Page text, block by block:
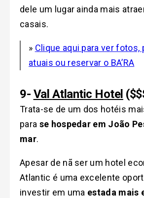
dele um lugar ainda mais
casais.
» Clique aqui para ver fotos,
atuais ou reservar o BA’RA
9- Val Atlantic Hotel
Trata-se de um dos hotéis
para se hospedar em João
mar.
Apesar de nã ser um hotel
Atlantic é uma excelente
investir em uma estada mais